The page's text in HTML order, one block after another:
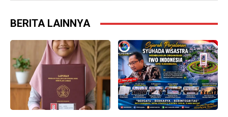
BERITA LAINNYA